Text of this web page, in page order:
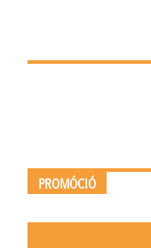
PROMÓCIÓ